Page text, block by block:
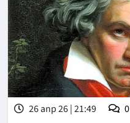
26 апр 26 | 21:49 0